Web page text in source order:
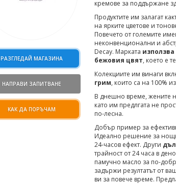
РАЗГЛЕДАЙ МАГАЗИНА
НАПРАВИ ЗАПИТВАНЕ
КАК ДА ПОРЪЧАМ
кремове за поддържане
Продуктите им залагат
на ярките цветове и
Повечето от големите
неконвенционални и
Decay. Марката
бежовия цвят, което е
Колекциите им винаги
грим, които са на 100%
В днешно време, жените
като им предлгата не
по-лесна.
Добър пример за
Идеално решение за
24-часов ефект. Други
трайност от 24 часа в
памучно масло за по-
задържи резултатът от
ви за повече време.